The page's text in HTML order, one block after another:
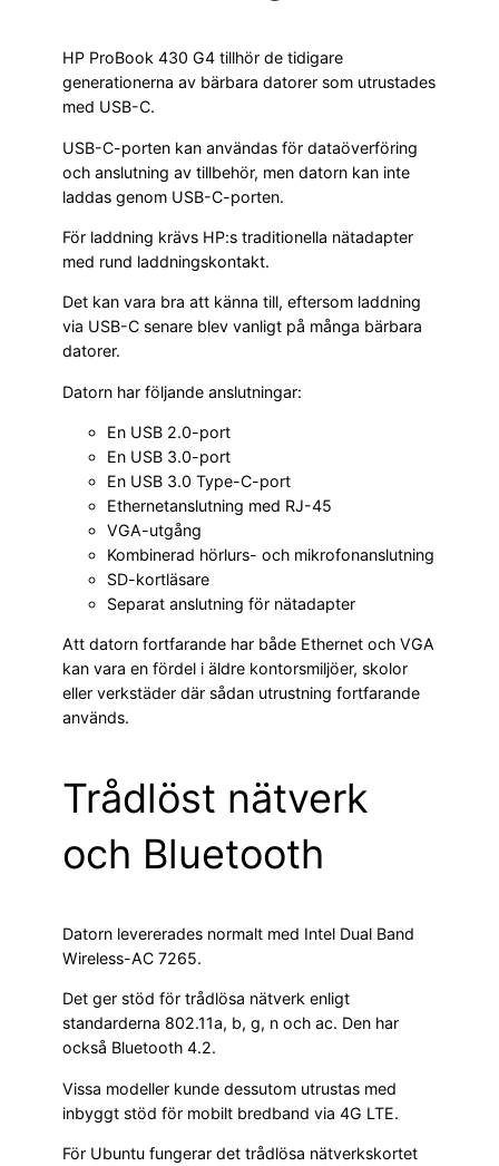
HP ProBook 430 G4 tillhör de tidigare
generationerna av bärbara datorer som utrustades
med USB-C.
USB-C-porten kan användas för dataöverföring
och anslutning av tillbehör, men datorn kan inte
laddas genom USB-C-porten.
För laddning krävs HP:s traditionella nätadapter
med rund laddningskontakt.
Det kan vara bra att känna till, eftersom laddning
via USB-C senare blev vanligt på många bärbara
datorer.
Datorn har följande anslutningar:
En USB 2.0-port
En USB 3.0-port
En USB 3.0 Type-C-port
Ethernetanslutning med RJ-45
VGA-utgång
Kombinerad hörlurs- och mikrofonanslutning
SD-kortläsare
Separat anslutning för nätadapter
Att datorn fortfarande har både Ethernet och VGA
kan vara en fördel i äldre kontorsmiljöer, skolor
eller verkstäder där sådan utrustning fortfarande
används.
Trådlöst nätverk
och Bluetooth
Datorn levererades normalt med Intel Dual Band
Wireless-AC 7265.
Det ger stöd för trådlösa nätverk enligt
standarderna 802.11a, b, g, n och ac. Den har
också Bluetooth 4.2.
Vissa modeller kunde dessutom utrustas med
inbyggt stöd för mobilt bredband via 4G LTE.
För Ubuntu fungerar det trådlösa nätverkskortet